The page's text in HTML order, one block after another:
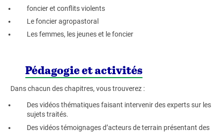
foncier et conflits violents
Le foncier agropastoral
Les femmes, les jeunes et le foncier
Pédagogie et activités
Dans chacun des chapitres, vous trouverez :
Des vidéos thématiques faisant intervenir des experts sur les
sujets traités.
Des vidéos témoignages d’acteurs de terrain présentant des